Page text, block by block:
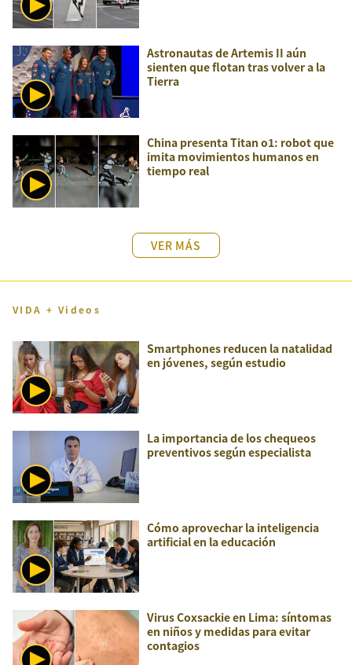
Astronautas de Artemis II aún
sienten que flotan tras volver a la
Tierra
China presenta Titan o1: robot que
imita movimientos humanos en
tiempo real
VER MÁS
VIDA + Videos
Smartphones reducen la natalidad
en jóvenes, según estudio
La importancia de los chequeos
preventivos según especialista
Cómo aprovechar la inteligencia
artificial en la educación
Virus Coxsackie en Lima: síntomas
en niños y medidas para evitar
contagios